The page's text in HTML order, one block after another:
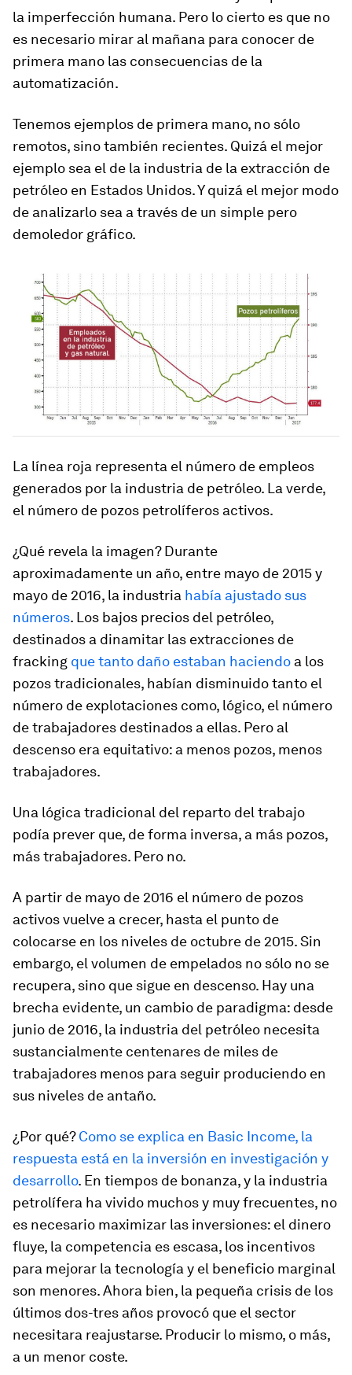
la imperfección humana. Pero lo cierto es que no
es necesario mirar al mañana para conocer de
primera mano las consecuencias de la
automatización.
Tenemos ejemplos de primera mano, no sólo
remotos, sino también recientes. Quizá el mejor
ejemplo sea el de la industria de la extracción de
petróleo en Estados Unidos. Y quizá el mejor modo
de analizarlo sea a través de un simple pero
demoledor gráfico.
La línea roja representa el número de empleos
generados por la industria de petróleo. La verde,
el número de pozos petrolíferos activos.
¿Qué revela la imagen? Durante
aproximadamente un año, entre mayo de 2015 y
mayo de 2016, la industria había ajustado sus
números. Los bajos precios del petróleo,
destinados a dinamitar las extracciones de
fracking que tanto daño estaban haciendo a los
pozos tradicionales, habían disminuido tanto el
número de explotaciones como, lógico, el número
de trabajadores destinados a ellas. Pero al
descenso era equitativo: a menos pozos, menos
trabajadores.
Una lógica tradicional del reparto del trabajo
podía prever que, de forma inversa, a más pozos,
más trabajadores. Pero no.
A partir de mayo de 2016 el número de pozos
activos vuelve a crecer, hasta el punto de
colocarse en los niveles de octubre de 2015. Sin
embargo, el volumen de empelados no sólo no se
recupera, sino que sigue en descenso. Hay una
brecha evidente, un cambio de paradigma: desde
junio de 2016, la industria del petróleo necesita
sustancialmente centenares de miles de
trabajadores menos para seguir produciendo en
sus niveles de antaño.
¿Por qué?Como se explica en Basic Income, la
respuesta está en la inversión en investigación y
desarrollo. En tiempos de bonanza, y la industria
petrolífera ha vivido muchos y muy frecuentes, no
es necesario maximizar las inversiones: el dinero
fluye, la competencia es escasa, los incentivos
para mejorar la tecnología y el beneficio marginal
son menores. Ahora bien, la pequeña crisis de los
últimos dos-tres años provocó que el sector
necesitara reajustarse. Producir lo mismo, o más,
a un menor coste.